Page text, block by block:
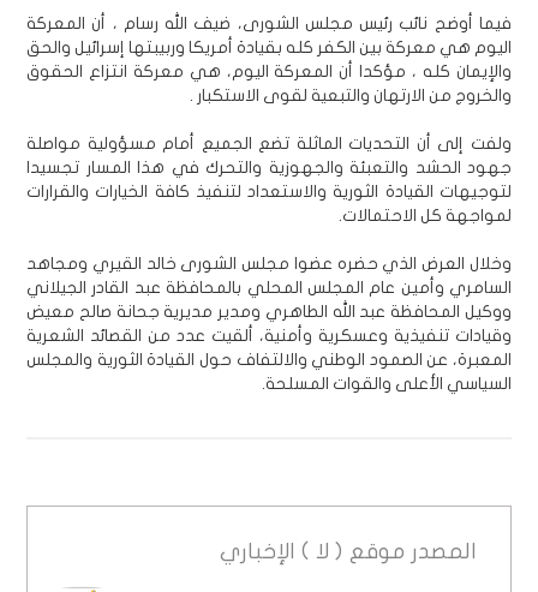
فيما أوضح نائب رئيس مجلس الشورى، ضيف الله رسام ، أن المعركة
اليوم هي معركة بين الكفر كله بقيادة أمريكا وربيبتها إسرائيل والحق
والإيمان كله ، مؤكدا أن المعركة اليوم، هي معركة انتزاع الحقوق
والخروج من الارتهان والتبعية لقوى الاستكبار .
ولفت إلى أن التحديات الماثلة تضع الجميع أمام مسؤولية مواصلة
جهود الحشد والتعبئة والجهوزية والتحرك في هذا المسار تجسيدا
لتوجيهات القيادة الثورية والاستعداد لتنفيذ كافة الخيارات والقرارات
لمواجهة كل الاحتمالات.
وخلال العرض الذي حضره عضوا مجلس الشورى خالد القيري ومجاهد
السامري وأمين عام المجلس المحلي بالمحافظة عبد القادر الجيلاني
ووكيل المحافظة عبد الله الطاهري ومدير مديرية جحانة صالح معيض
وقيادات تنفيذية وعسكرية وأمنية، ألقيت عدد من القصائد الشعرية
المعبرة، عن الصمود الوطني والالتفاف حول القيادة الثورية والمجلس
السياسي الأعلى والقوات المسلحة.
المصدر موقع ( لا ) الإخباري